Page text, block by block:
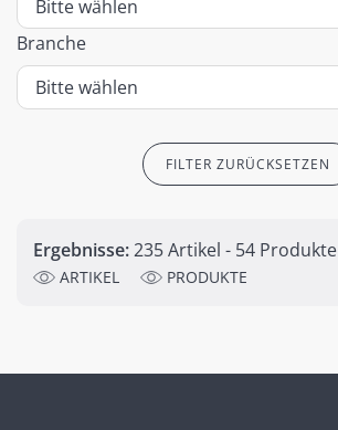
Branche
FILTER ZURÜCKSETZEN
Ergebnisse:235 Artikel - 54 Produkte
ARTIKEL PRODUKTE